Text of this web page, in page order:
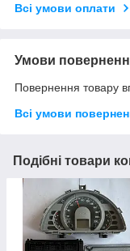
Всі умови оплати
Умови
Повернення товару
Всі умови
Подібні товари